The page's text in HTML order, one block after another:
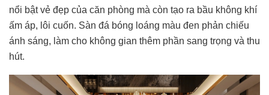
nổi bật vẻ đẹp của căn phòng mà còn tạo ra bầu không khí
ấm áp, lôi cuốn. Sàn đá bóng loáng màu đen phản chiếu
ánh sáng, làm cho không gian thêm phần sang trọng và thu
hút.